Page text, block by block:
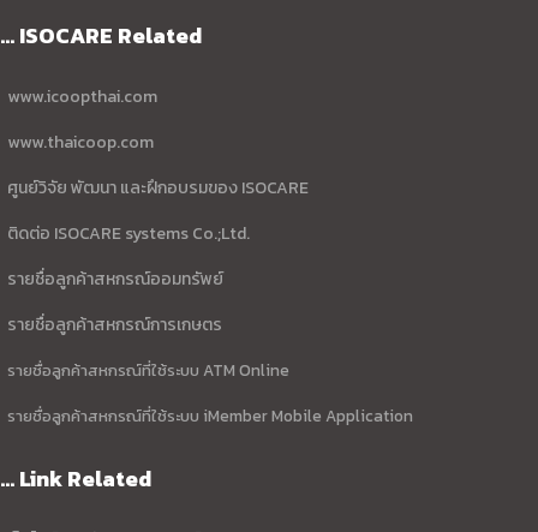
... ISOCARE Related
www.icoopthai.com
www.thaicoop.com
ศูนย์วิจัย พัฒนา และฝึกอบรมของ ISOCARE
ติดต่อ ISOCARE systems Co.;Ltd.
รายชื่อลูกค้าสหกรณ์ออมทรัพย์
รายชื่อลูกค้าสหกรณ์การเกษตร
รายชื่อลูกค้าสหกรณ์ที่ใช้ระบบ ATM Online
รายชื่อลูกค้าสหกรณ์ที่ใช้ระบบ iMember Mobile Application
... Link Related